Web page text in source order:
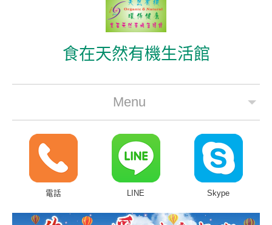
食在天然有機生活館
Menu
公司簡介
最新優惠
商品分類&線上購買
常見問題
電話 LINE Skype